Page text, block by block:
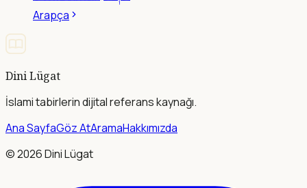
Arapça
Dini Lügat
İslami tabirlerin dijital referans kaynağı.
Ana SayfaGöz AtAramaHakkımızda
©2026Dini Lügat